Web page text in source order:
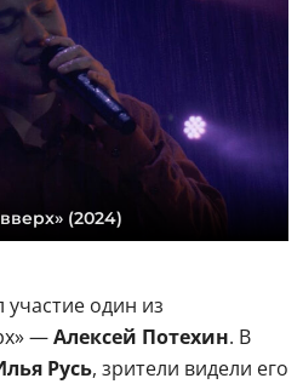
(2024)
один из
—Алексей Потехин. В
Русь, зрители видели его